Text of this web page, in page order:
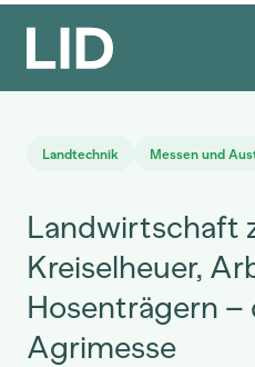
Landtechnik Messen und
Landwirtschaft
Kreiselheuer,
Hosenträgern –
Agrimesse